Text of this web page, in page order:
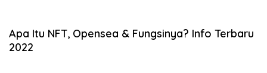
Apa Itu NFT, Opensea & Fungsinya? Info Terbaru
2022